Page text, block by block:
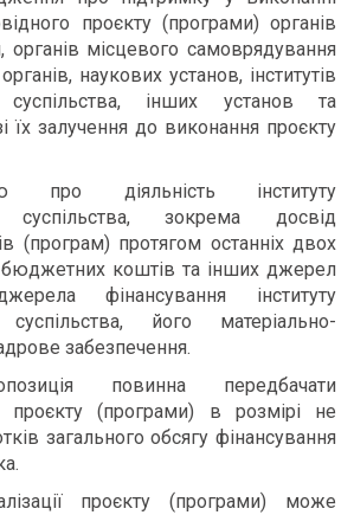
проєкту (програми) органів
місцевого самоврядування
наукових установ, інститутів
суспільства, інших установ та
їх залучення до виконання проєкту
про діяльність інституту
суспільства, зокрема досвід
(програм) протягом останніх двох
бюджетних коштів та інших джерел
фінансування інституту
суспільства, його матеріально-
забезпечення.
повинна передбачати
проєкту (програми) в розмірі не
загального обсягу фінансування
проєкту (програми) може